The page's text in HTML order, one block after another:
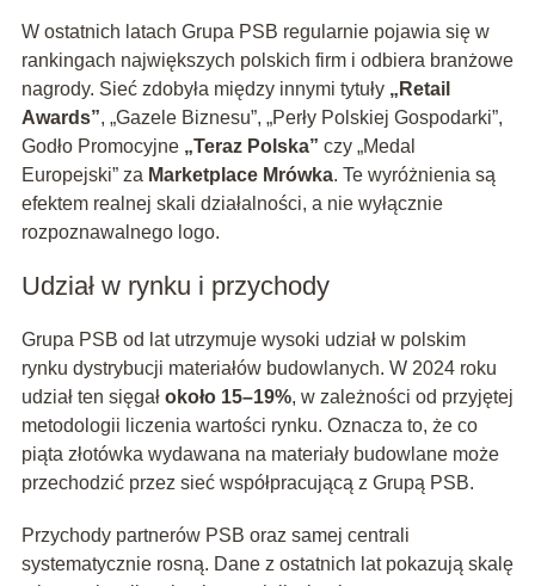
W ostatnich latach Grupa PSB regularnie pojawia się w
rankingach największych polskich firm i odbiera branżowe
nagrody. Sieć zdobyła między innymi tytuły „Retail
Awards”, „Gazele Biznesu”, „Perły Polskiej Gospodarki”,
Godło Promocyjne „Teraz Polska” czy „Medal
Europejski” za Marketplace Mrówka. Te wyróżnienia są
efektem realnej skali działalności, a nie wyłącznie
rozpoznawalnego logo.
Udział w rynku i przychody
Grupa PSB od lat utrzymuje wysoki udział w polskim
rynku dystrybucji materiałów budowlanych. W 2024 roku
udział ten sięgał około 15–19%, w zależności od przyjętej
metodologii liczenia wartości rynku. Oznacza to, że co
piąta złotówka wydawana na materiały budowlane może
przechodzić przez sieć współpracującą z Grupą PSB.
Przychody partnerów PSB oraz samej centrali
systematycznie rosną. Dane z ostatnich lat pokazują skalę